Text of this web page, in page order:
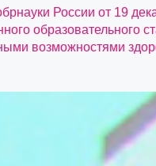
России от 19
образовательного
возможностями